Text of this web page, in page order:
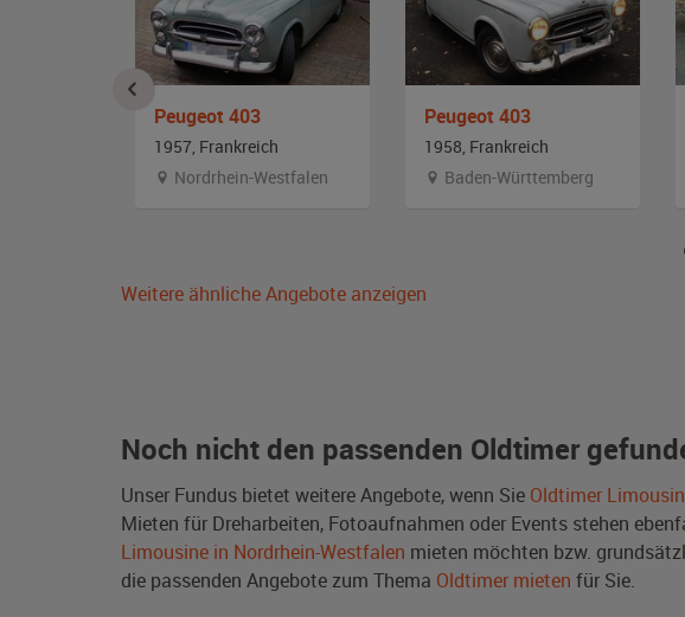
Peugeot 403
1957, Frankreich
Nordrhein-Westfalen
Peugeot 403
1958, Frankreich
Baden-Württemberg
Weitere ähnliche Angebote anzeigen
Noch nicht den passenden Oldtimer
Unser Fundus bietet weitere Angebote, wenn Sie Oldtimer
Mieten für Dreharbeiten, Fotoaufnahmen oder Events stehen
Limousine in Nordrhein-Westfalen mieten möchten bzw.
die passenden Angebote zum Thema Oldtimer mieten für Sie.